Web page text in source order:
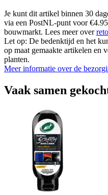
Je kunt dit artikel binnen 30
via een PostNL-punt voor
bouwmarkt. Lees meer over
Let op: De bedenktijd en het
op maat gemaakte artikelen en
planten.
Meer informatie over de
Vaak samen